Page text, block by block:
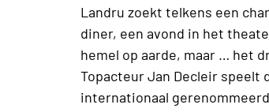
Landru zoekt telkens een
diner, een avond in het
hemel op aarde, maar … het
Topacteur Jan Decleir speelt
internationaal